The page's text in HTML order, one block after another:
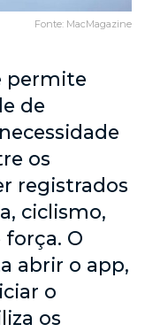
Fonte: MacMagazine
permite
de
os
registrados
ciclismo,
O
abrir o app,
o
os